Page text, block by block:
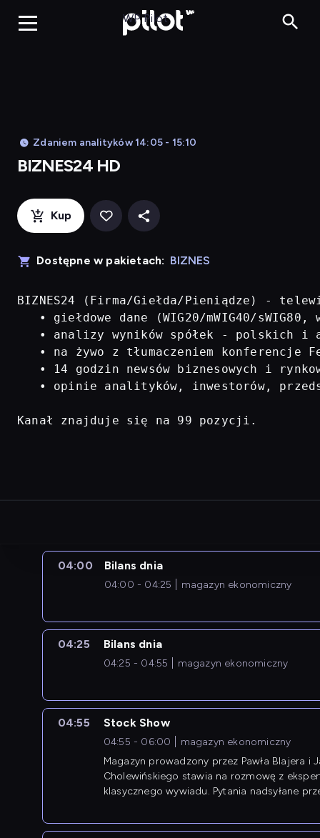
WP Pilot
Zdaniem analityków 14:05 - 15:10
BIZNES24 HD
Kup
Dostępne w pakietach: BIZNES
BIZNES24 (Firma/Giełda/Pieniądze) -
• giełdowe dane (WIG20/mWIG40/
• analizy wyników spółek - polskich i
• na żywo z tłumaczeniem konferencje
• 14 godzin newsów biznesowych i
• opinie analityków, inwestorów,
Kanał znajduje się na 99 pozycji.
04:00 Bilans dnia
04:00 - 04:25 magazyn ekonomiczny
04:25 Bilans dnia
04:25 - 04:55 magazyn ekonomiczny
04:55 Stock Show
04:55 - 06:00
magazyn ekonomiczny
Magazyn prowadzony przez Pawła Blajera i
Cholewińskiego stawia na rozmowę z
klasycznego wywiadu. Pytania nadsyłane